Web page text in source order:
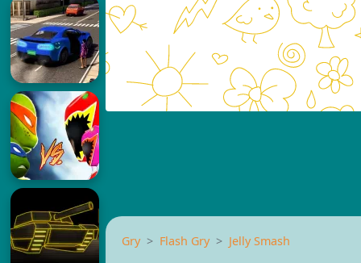
Gry Flash Gry
Jelly Smash